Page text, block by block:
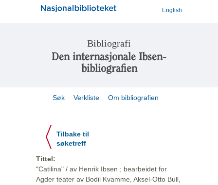
English
Bibliografi
Den internasjonale Ibsen-
bibliografien
Søk Verkliste Om bibliografien
Tilbake til
søketreff
Tittel:
"Catilina" / av Henrik Ibsen ; bearbeidet for
Agder teater av Bodil Kvamme, Aksel-Otto Bull,